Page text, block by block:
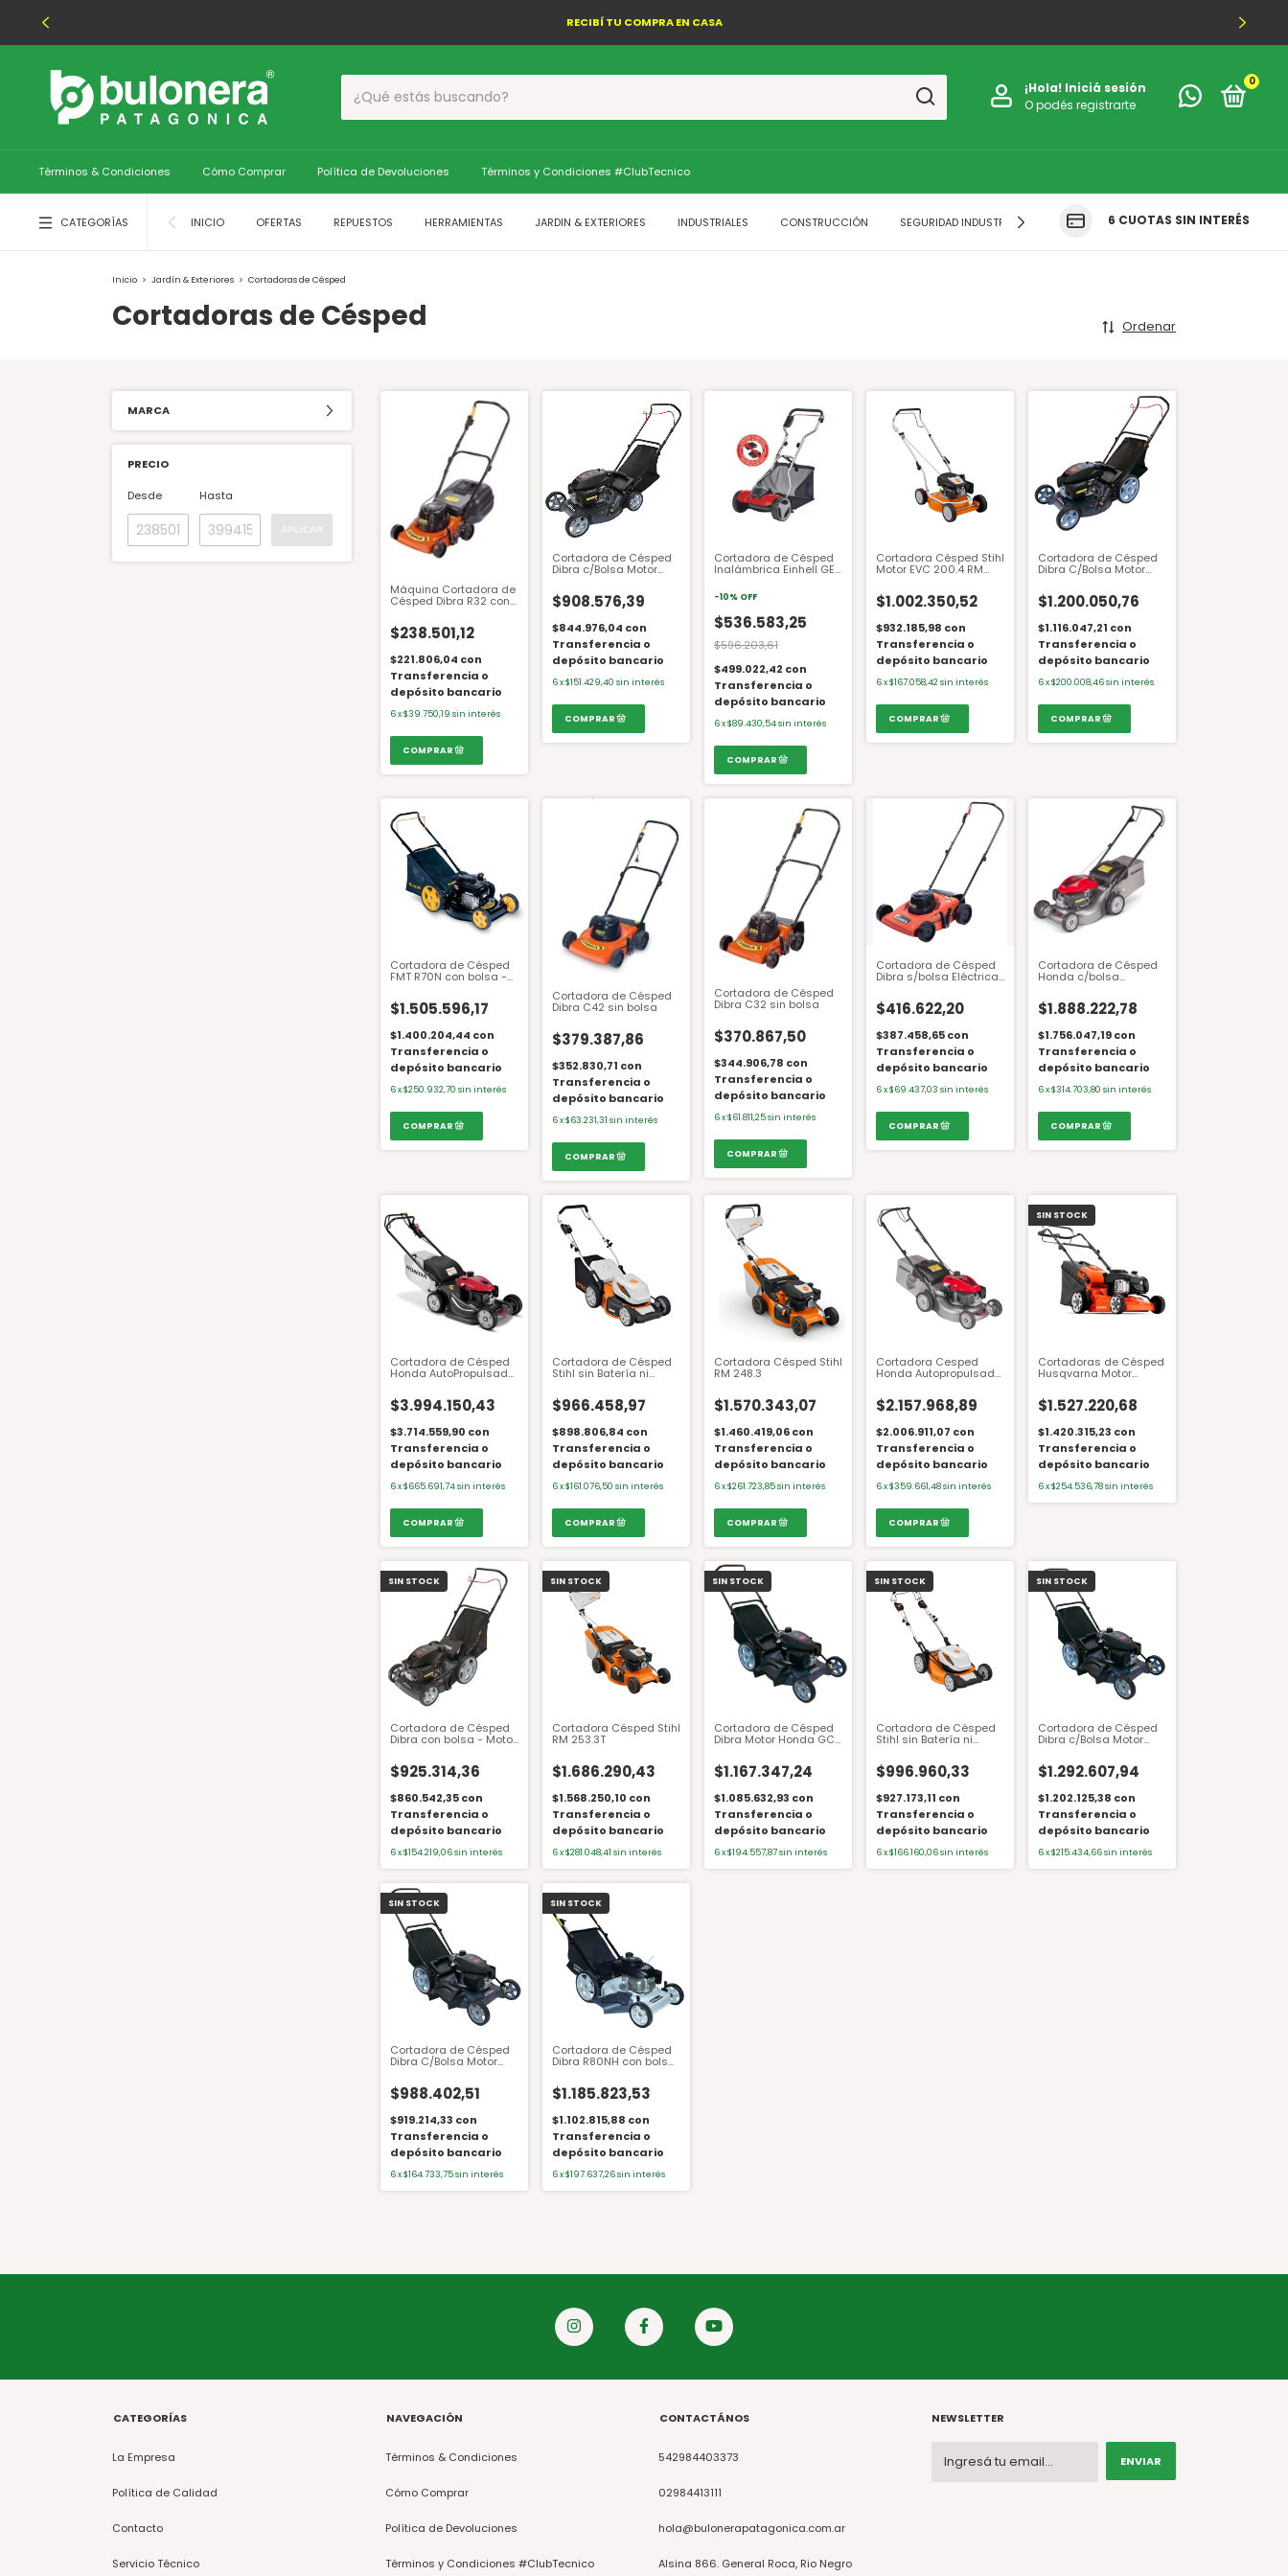
RECIBÍ TU COMPRA EN CASA
¡Hola! Iniciá sesión
O podés registrarte
0
Términos & Condiciones Cómo Comprar Política de Devoluciones Términos y Condiciones #ClubTecnico
CATEGORÍAS INICIO OFERTAS REPUESTOS HERRAMIENTAS JARDIN & EXTERIORES INDUSTRIALES CONSTRUCCIÓN SEGURIDAD INDUSTRIAL FERRETERIA INDUMENTARIA
6 CUOTAS SIN INTERÉS
Inicio > Jardín & Exteriores > Cortadoras de Césped
Cortadoras de Césped Ordenar
MARCA
PRECIO
Desde Hasta
Máquina Cortadora de
Césped Dibra R32 con
Canasto Recolector
$238.501,12
$221.806,04 con
Transferencia o
depósito bancario
6x$39.750,19 sin interés
Cortadora de Césped
Dibra c/Bolsa Motor
R65NHX 4.2 HP
$908.576,39
$844.976,04 con
Transferencia o
depósito bancario
6x$151.429,40 sin interés
Cortadora de Césped
Inalámbrica Einhell GE-
-10% OFF
$536.583,25
$596.203,61
$499.022,42 con
Transferencia o
depósito bancario
6x$89.430,54sin interés
Cortadora Césped Stihl
Motor EVC 200.4 RM
$1.002.350,52
$932.185,98 con
Transferencia o
depósito bancario
6x$167.058,42 sin interés
Cortadora de Césped
Dibra C/Bolsa Motor
R70NHXT 5.5HP Rueda
Alta
$1.200.050,76
$1.116.047,21 con
Transferencia o
depósito bancario
6x$200.008,46sin interés
Cortadora de Césped
FMT R70N con bolsa -
20 pulgadas
$1.505.596,17
$1.400.204,44 con
Transferencia o
depósito bancario
6x$250.932,70 sin interés
Cortadora de Césped
Dibra C42 sin bolsa
$379.387,86
$352.830,71 con
Transferencia o
depósito bancario
6x$63.231,31 sin interés
Cortadora de Césped
Dibra C32 sin bolsa
$370.867,50
$344.906,78 con
Transferencia o
depósito bancario
6x$61.811,25sin interés
Cortadora de Césped
Dibra s/bolsa Eléctrica
$416.622,20
$387.458,65con
Transferencia o
depósito bancario
6x$69.437,03 sin interés
Cortadora de Césped
Honda c/bolsa
$1.888.222,78
$1.756.047,19con
Transferencia o
depósito bancario
6x$314.703,80 sin interés
Cortadora de Césped
Honda AutoPropulsada
c/bolsa HRX476C2-
VKEH 6.0 HP
$3.994.150,43
$3.714.559,90 con
Transferencia o
depósito bancario
6x$665.691,74sin interés
Cortadora de Césped
Stihl sin Batería ni
$966.458,97
$898.806,84 con
Transferencia o
depósito bancario
6x$161.076,50 sin interés
Cortadora Césped Stihl
RM 248.3
$1.570.343,07
$1.460.419,06con
Transferencia o
depósito bancario
6x$261.723,85sin interés
Cortadora Cesped
Honda Autopropulsada
con Bolsa HRG466C1-
SKEP 4.5 HP
$2.157.968,89
$2.006.911,07 con
Transferencia o
depósito bancario
6x$359.661,48sin interés
SIN STOCK
Cortadoras de Césped
Husqvarna Motor
Briggs & Stratton 16
pulgadas
$1.527.220,68
$1.420.315,23 con
Transferencia o
depósito bancario
6x$254.536,78sin interés
SIN STOCK
Cortadora de Césped
Dibra con bolsa - Motor
R68NHX 4.2 HP
$925.314,36
$860.542,35con
Transferencia o
depósito bancario
6x$154.219,06sin interés
SIN STOCK
Cortadora Césped Stihl
RM 253.3T
$1.686.290,43
$1.568.250,10 con
Transferencia o
depósito bancario
6x$281.048,41 sin interés
SIN STOCK
Cortadora de Césped
Dibra Motor Honda GCV
$1.167.347,24
$1.085.632,93 con
Transferencia o
depósito bancario
6x$194.557,87sin interés
SIN STOCK
Cortadora de Césped
Stihl sin Batería ni
$996.960,33
$927.173,11 con
Transferencia o
depósito bancario
6x$166.160,06sin interés
SIN STOCK
Cortadora de Césped
Dibra c/Bolsa Motor
Honda GCVX200 20"
R80NHXT 5.5HP Rueda
Alta
$1.292.607,94
$1.202.125,38 con
Transferencia o
depósito bancario
6x$215.434,66sin interés
SIN STOCK
Cortadora de Césped
Dibra C/Bolsa Motor
Honda GCVX145 20"
R80NHX 4.2HP Rueda
Alta
$988.402,51
$919.214,33 con
Transferencia o
depósito bancario
6x$164.733,75sin interés
SIN STOCK
Cortadora de Césped
Dibra R80NH con bolsa
$1.185.823,53
$1.102.815,88 con
Transferencia o
depósito bancario
6x$197.637,26sin interés
CATEGORÍAS
La Empresa
Política de Calidad
Contacto
Servicio Técnico
NAVEGACIÓN
Términos & Condiciones
Cómo Comprar
Política de Devoluciones
Términos y Condiciones #ClubTecnico
CONTACTÁNOS
542984403373
02984413111
hola@bulonerapatagonica.com.ar
Alsina 866. General Roca, Rio Negro
NEWSLETTER